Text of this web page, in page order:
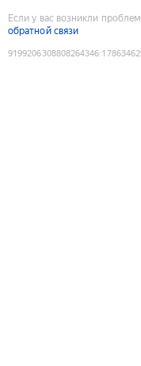
Если у вас возникли
обратной связи
9199206308808264346: